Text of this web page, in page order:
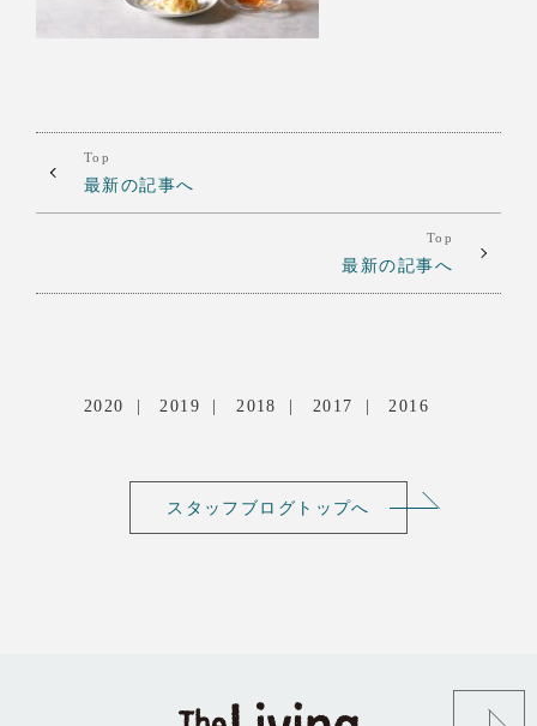
Top
最新の記事へ
Top
最新の記事へ
2020 2019 2018 2017 2016
スタッフブログトップへ